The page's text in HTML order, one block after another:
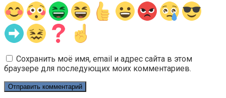
Сохранить моё имя, email и адрес сайта в этом
браузере для последующих моих комментариев.